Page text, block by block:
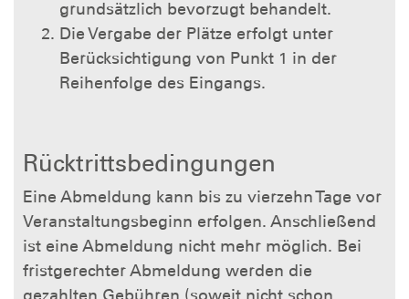
grundsätzlich bevorzugt behandelt.
Die Vergabe der Plätze erfolgt unter
Berücksichtigung von Punkt 1 in der
Reihenfolge des Eingangs.
Rücktrittsbedingungen
Eine Abmeldung kann bis zu vierzehn Tage vor
Veranstaltungsbeginn erfolgen. Anschließend
ist eine Abmeldung nicht mehr möglich. Bei
fristgerechter Abmeldung werden die